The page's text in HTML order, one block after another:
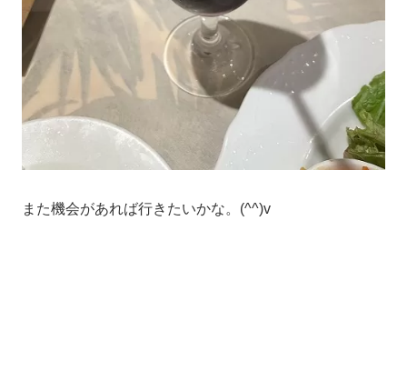
また機会があれば行きたいかな。(^^)v